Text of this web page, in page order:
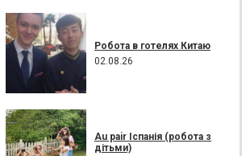
Робота в готелях Китаю
02.08.26
Au pair Іспанія (робота з
дітьми)